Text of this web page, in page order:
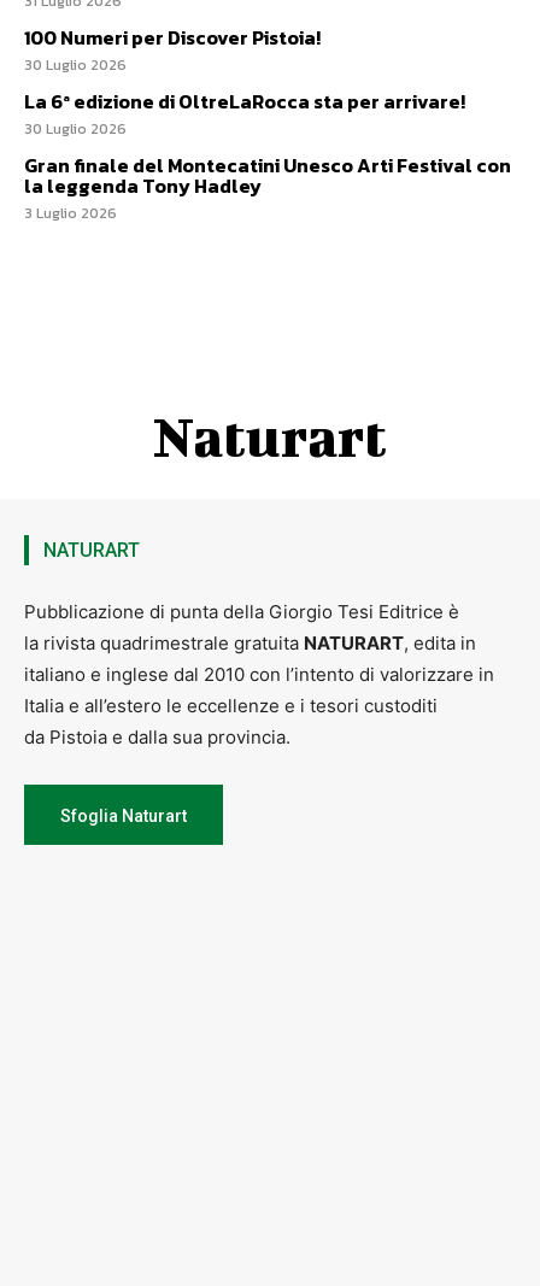
100 Numeri per Discover Pistoia!
30 Luglio 2026
La 6ª edizione di OltreLaRocca sta per arrivare!
30 Luglio 2026
Gran finale del Montecatini Unesco Arti Festival con
la leggenda Tony Hadley
3 Luglio 2026
Naturart
NATURART
Pubblicazione di punta della Giorgio Tesi Editrice è
la rivista quadrimestrale gratuita NATURART, edita in
italiano e inglese dal 2010 con l’intento di valorizzare in
Italia e all’estero le eccellenze e i tesori custoditi
da Pistoia e dalla sua provincia.
Sfoglia Naturart